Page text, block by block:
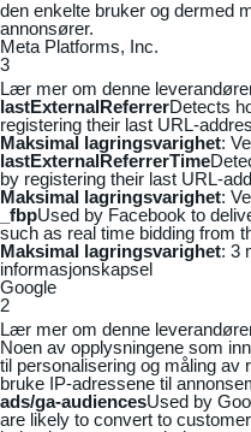
den enkelte bruker og dermed
annonsører.
Meta Platforms, Inc.
3
Lær mer om denne
lastExternalReferrerDetects
registering their last URL-
Maksimal lagringsvarighet:
lastExternalReferrerTime
by registering their last URL-
Maksimal lagringsvarighet:
_fbpUsed by Facebook to
such as real time bidding from
Maksimal lagringsvarighet: 3
informasjonskapsel
Google
2
Lær mer om denne
Noen av opplysningene som
til personalisering og måling av
bruke IP-adressene til
ads/ga-audiencesUsed by
are likely to convert to